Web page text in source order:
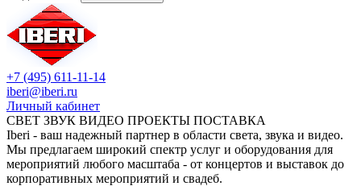
+7 (495) 611-11-14
iberi@iberi.ru
Личный кабинет
СВЕТ ЗВУК ВИДЕО ПРОЕКТЫ ПОСТАВКА
Iberi - ваш надежный партнер в области света, звука и видео.
Мы предлагаем широкий спектр услуг и оборудования для
мероприятий любого масштаба - от концертов и выставок до
корпоративных мероприятий и свадеб.